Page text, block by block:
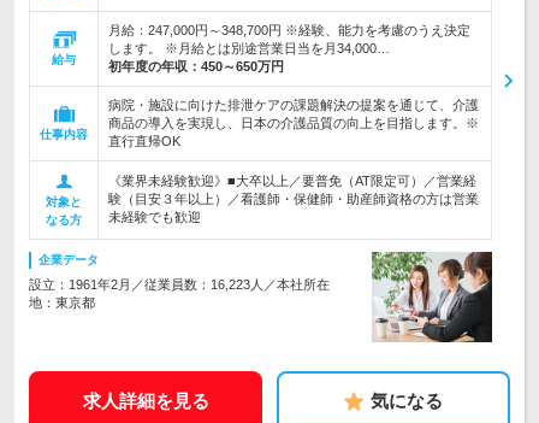
給与
月給：247,000円～348,700円 ※経験、能力を考慮のうえ決定
します。 ※月給とは別途営業日当を月34,000…
初年度の年収： 450～650万円
仕事内容
病院・施設に向けた排泄ケアの課題解決の提案を通じて、介護
商品の導入を実現し、日本の介護品質の向上を目指します。※
直行直帰OK
対象と
なる方
《業界未経験歓迎》■大卒以上／要普免（AT限定可）／営業経
験（目安３年以上）／看護師・保健師・助産師資格の方は営業
未経験でも歓迎
企業データ
設立：1961年2月／従業員数：16,223人／本社所在
地：東京都
求人詳細を見る 気になる